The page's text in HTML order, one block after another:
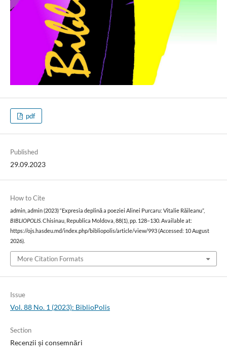
pdf
Published
29.09.2023
How to Cite
admin, admin (2023) “Expresia deplină a poeziei Alinei Purcaru: Vitalie Răileanu”,
BIBLIOPOLIS. Chisinau, Republica Moldova, 88(1), pp. 128–130. Available at:
https://ojs.hasdeu.md/index.php/bibliopolis/article/view/993 (Accessed: 10 August
2026).
More Citation Formats
Issue
Vol. 88 No. 1 (2023): BiblioPolis
Section
Recenzii și consemnări